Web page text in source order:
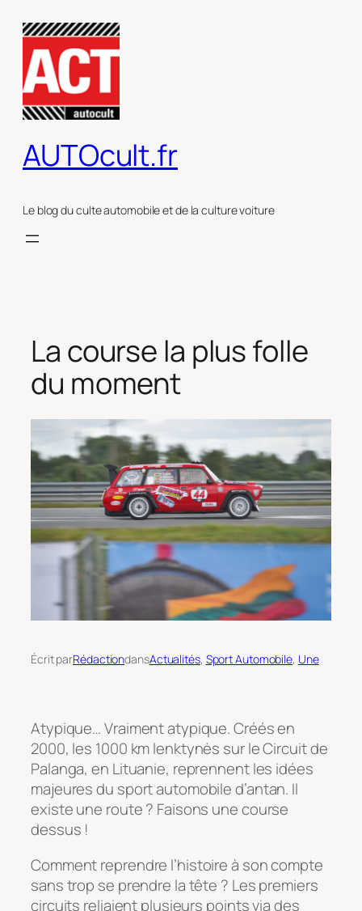
contenu
AUTOcult.fr
Le blog du culte automobile et de la culture voiture
La course la plus folle
du moment
Écrit parRédactiondansActualités, Sport Automobile, Une
Atypique… Vraiment atypique. Créés en
2000, les 1000 km lenktynės sur le Circuit de
Palanga, en Lituanie, reprennent les idées
majeures du sport automobile d’antan. Il
existe une route ? Faisons une course
dessus !
Comment reprendre l’histoire à son compte
sans trop se prendre la tête ? Les premiers
circuits reliaient plusieurs points via des